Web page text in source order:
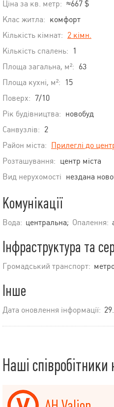
Ціна за кв. метр: ≈667 $
Клас житла: комфорт
Кількість кімнат: 2 кімн.
Кількість спалень:
1
Площа загальна, м²: 63
Площа кухні, м²:
15
Поверх: 7/10
Рік будівництва: новобуд
Санвузлів: 2
Район міста: Прилеглі до
Розташування: центр міста
Вид нерухомості нездана
Комунікації
Вода: центральна; Опалення:
Інфраструктура та
Громадський транспорт:
Інше
Дата оновлення інформації:
Наші співробітники